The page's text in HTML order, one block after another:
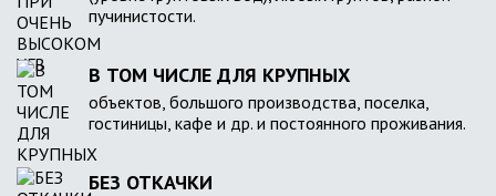
пучинистости.
В ТОМ ЧИСЛЕ ДЛЯ КРУПНЫХ
объектов, большого производства, поселка,
гостиницы, кафе и др. и постоянного проживания.
БЕЗ ОТКАЧКИ